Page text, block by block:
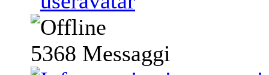
5368 Messaggi